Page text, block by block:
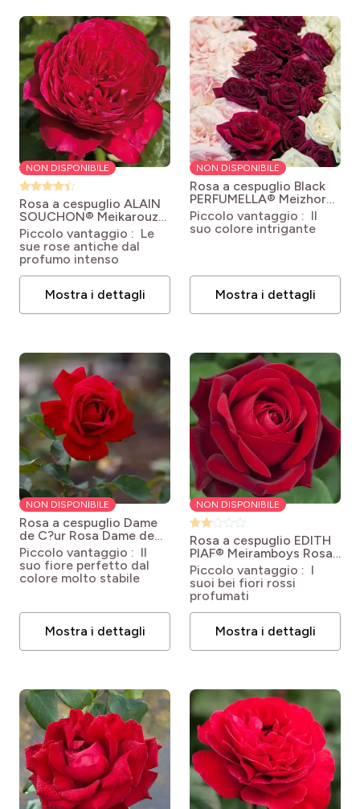
NON DISPONIBILE
Rosa a cespuglio ALAIN
SOUCHON® Meikarouz
Rosa 'Meikarouz' ALAIN
SOUCHON®
Piccolo vantaggio : Le
sue rose antiche dal
profumo intenso
Mostra i dettagli
NON DISPONIBILE
Rosa a cespuglio Black
PERFUMELLA® Meizhoro
Rosa 'Meizhoro' BLACK
PERFUMELLA®
Piccolo vantaggio : Il
suo colore intrigante
Mostra i dettagli
NON DISPONIBILE
Rosa a cespuglio Dame
de C?ur Rosa Dame de
Coeur
Piccolo vantaggio : Il
suo fiore perfetto dal
colore molto stabile
Mostra i dettagli
NON DISPONIBILE
Rosa a cespuglio EDITH
PIAF® Meiramboys Rosa
'Meiramboys' EDITH
PIAF®
Piccolo vantaggio : I
suoi bei fiori rossi
profumati
Mostra i dettagli